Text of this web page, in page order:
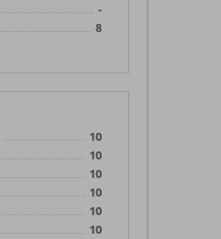
-
8
10
10
10
10
10
10